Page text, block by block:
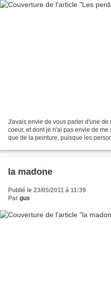
J'avais envie de vous parler d'une
coeur, et dont je n'ai pas envie de
que de la peinture, puisque les
la madone
Publié le 23/05/2011 à 11:39
Par gus